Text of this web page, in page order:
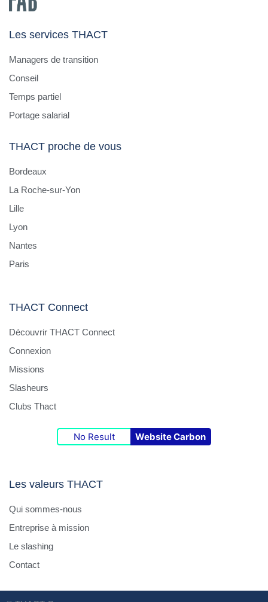
Les services THACT
Managers de transition
Conseil
Temps partiel
Portage salarial
THACT proche de vous
Bordeaux
La Roche-sur-Yon
Lille
Lyon
Nantes
Paris
THACT Connect
Découvrir THACT Connect
Connexion
Missions
Slasheurs
Clubs Thact
No Result Website Carbon
Les valeurs THACT
Qui sommes-nous
Entreprise à mission
Le slashing
Contact